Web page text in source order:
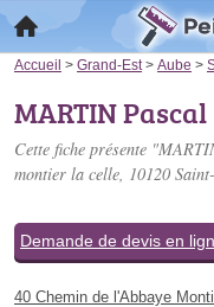
Accueil > Grand-Est > Aube >
MARTIN Pascal
Cette fiche présente
montier la celle, 10120
Demande de devis en
40 Chemin de l'Abbaye